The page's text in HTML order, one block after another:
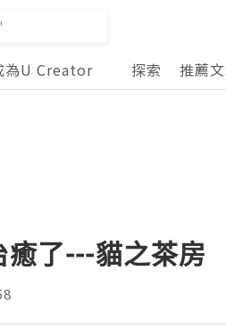
為U Creator 探索 推薦
癒了---貓之茶房